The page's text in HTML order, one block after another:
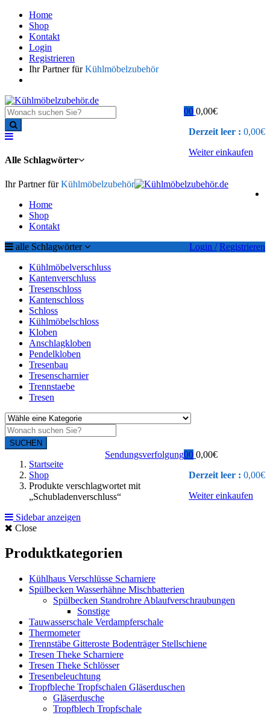
Home
Shop
Kontakt
Login
Registrieren
Ihr Partner fürKühlmöbelzubehör
0 0,00€
Derzeit leer : 0,00€
Weiter einkaufen
0
Alle Schlagwörter
Ihr Partner fürKühlmöbelzubehör
Home
Shop
Kontakt
Login / Registrieren
alle Schlagwörter
Kühlmöbelverschluss
Kantenverschluss
Tresenschloss
Kantenschloss
Schloss
Kühlmöbelschloss
Kloben
Anschlagkloben
Pendelkloben
Tresenbau
Tresenscharnier
Trennstaebe
Tresen
SUCHEN
0 0,00€
Derzeit leer : 0,00€
Weiter einkaufen
0
Sendungsverfolgung
Startseite
Shop
Produkte verschlagwortet mit
„Schubladenverschluss“
Sidebar anzeigen
Close
Produktkategorien
Kühlhaus Verschlüsse Scharniere
Spülbecken Wasserhähne Mischbatterien
Spülbecken Standrohre Ablaufverschraubungen
Sonstige
Tauwasserschale Verdampferschale
Thermometer
Trennstäbe Gitteroste Bodenträger Stellschiene
Tresen Theke Scharniere
Tresen Theke Schlösser
Tresenbeleuchtung
Tropfbleche Tropfschalen Gläserduschen
Gläserdusche
Tropfblech Tropfschale